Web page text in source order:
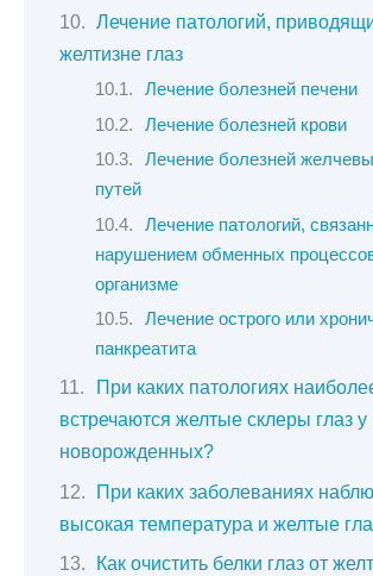
Лечение патологий,
желтизне глаз
Лечение болезней печени
Лечение болезней крови
Лечение болезней
путей
Лечение патологий,
нарушением обменных
организме
Лечение острого или
панкреатита
При каких патологиях
встречаются желтые склеры глаз у
новорожденных?
При каких заболеваниях
высокая температура и желтые
Как очистить белки глаз от